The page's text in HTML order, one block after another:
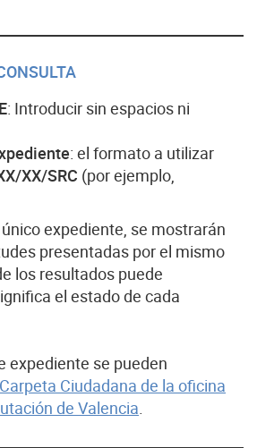
: Introducir sin espacios ni
: el formato a utilizar
XX/SRC (por ejemplo,
expediente, se mostrarán
presentadas por el mismo
los resultados puede
el estado de cada
expediente se pueden
Carpeta Ciudadana de la oficina
de Valencia.